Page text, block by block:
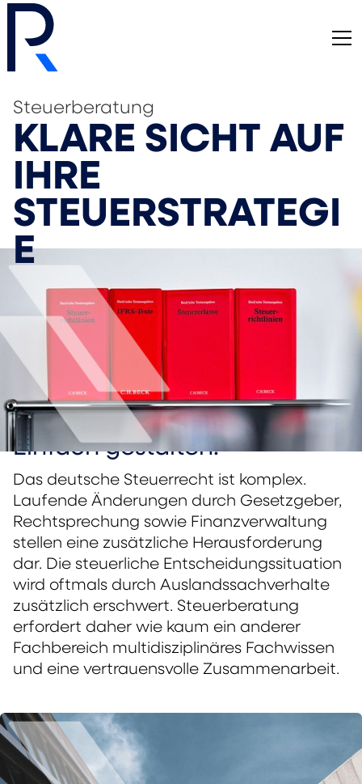
Steuerberatung
KLARE SICHT AUF
IHRE
STEUERSTRATEGI
E
Komplexe Steuern.
Einfach gestalten.
Das deutsche Steuerrecht ist komplex.
Laufende Änderungen durch Gesetzgeber,
Rechtsprechung sowie Finanzverwaltung
stellen eine zusätzliche Herausforderung
dar. Die steuerliche Entscheidungssituation
wird oftmals durch Auslandssachverhalte
zusätzlich erschwert. Steuerberatung
erfordert daher wie kaum ein anderer
Fachbereich multidisziplinäres Fachwissen
und eine vertrauensvolle Zusammenarbeit.